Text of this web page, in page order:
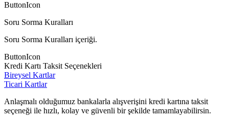
ButtonIcon
Soru Sorma Kuralları
Soru Sorma Kuralları içeriği.
ButtonIcon
Kredi Kartı Taksit Seçenekleri
Bireysel Kartlar
Ticari Kartlar
Anlaşmalı olduğumuz bankalarla alışverişini kredi kartına taksit
seçeneği ile hızlı, kolay ve güvenli bir şekilde tamamlayabilirsin.